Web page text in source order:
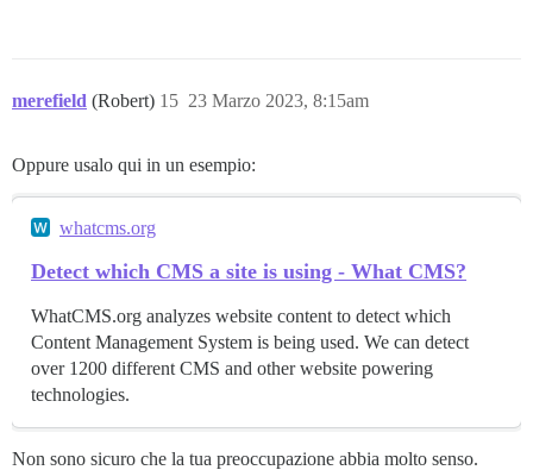
merefield (Robert) 23 Marzo 2023, 8:15am
15
Oppure usalo qui in un esempio:
whatcms.org
Detect which CMS a site is using - What CMS?
WhatCMS.org analyzes website content to detect which
Content Management System is being used. We can detect
over 1200 different CMS and other website powering
technologies.
Non sono sicuro che la tua preoccupazione abbia molto senso.